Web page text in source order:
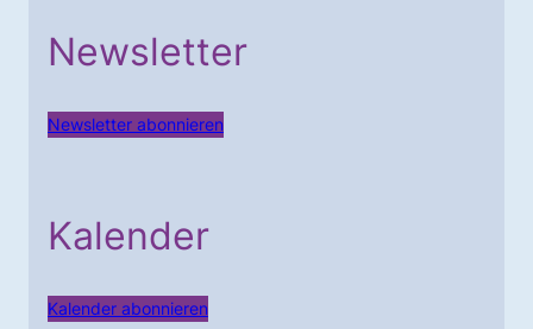
Newsletter
Newsletter abonnieren
Kalender
Kalender abonnieren